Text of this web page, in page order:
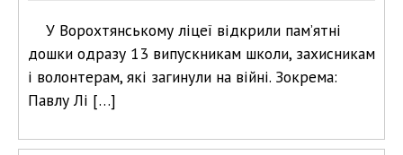
У Ворохтянському ліцеї відкрили пам’ятні
дошки одразу 13 випускникам школи, захисникам
і волонтерам, які загинули на війні. Зокрема:
Павлу Лі […]